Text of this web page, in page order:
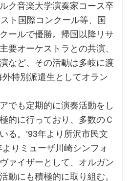
ク音楽大学演奏家コース卒
ト国際コンクール等、国
ールで優勝。帰国以降リサ
要オーケストラとの共演、
など、その活動は多岐に渡
外特別派遣生としてオラン
でも定期的に演奏活動をし
的に行っており、多数のＣ
る。’93年より所沢市民文
よりミューザ川崎シンフォ
ァイザーとして、オルガン
動にも積極的に取り組む。